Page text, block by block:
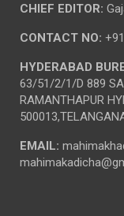
CHIEF EDITOR:
CONTACT NO:
HYDERABAD
63/51/2/1/D 889
RAMANTHAPUR
EMAIL: